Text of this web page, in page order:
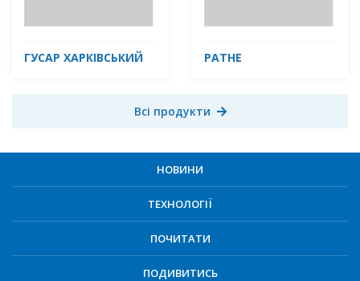
ГУСАР ХАРКІВСЬКИЙ РАТНЕ
Всі продукти
НОВИНИ
ТЕХНОЛОГІЇ
ПОЧИТАТИ
ПОДИВИТИСЬ